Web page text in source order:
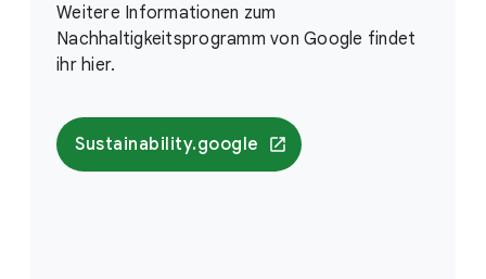
Weitere Informationen zum
Nachhaltigkeitsprogramm von Google findet
ihr hier.
Sustainability.google